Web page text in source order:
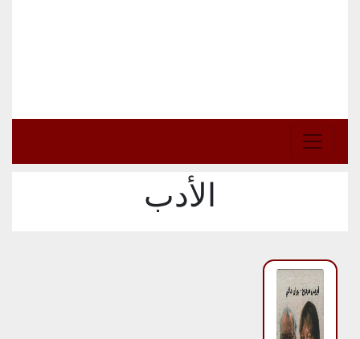
الأدب